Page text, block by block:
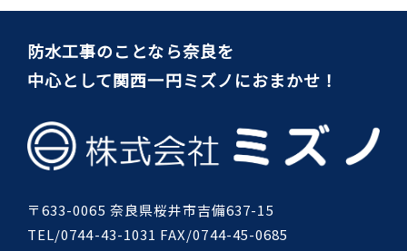
防水工事のことなら奈良を
中心として関西一円ミズノにおまかせ！
〒633-0065 奈良県桜井市吉備637-15
TEL/0744-43-1031 FAX/0744-45-0685